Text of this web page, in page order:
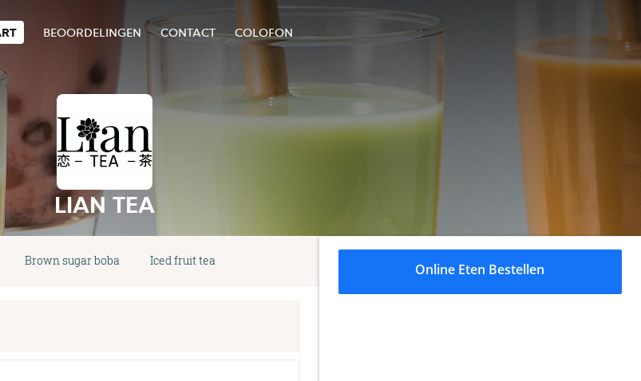
BEOORDELINGEN CONTACT COLOFON
LIAN TEA
Brown sugar boba Iced fruit tea
Online Eten Bestellen